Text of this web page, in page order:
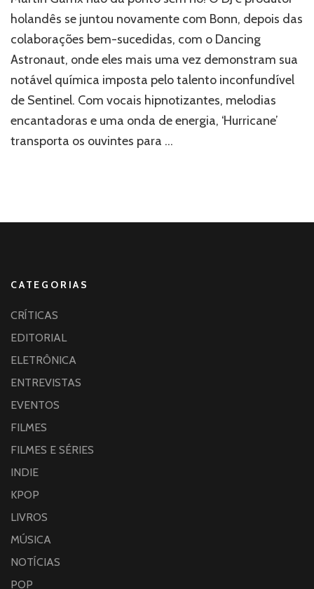
se
a
Sentinel
Bonn
para
o
de
agora!
holandês se juntou novamente com Bonn, depois das
colaborações bem-sucedidas, com o Dancing
Astronaut, onde eles mais uma vez demonstram sua
notável química imposta pelo talento inconfundível
de Sentinel. Com vocais hipnotizantes, melodias
encantadoras e uma onda de energia, ‘Hurricane’
transporta os ouvintes para …
CATEGORIAS
CRÍTICAS
EDITORIAL
ELETRÔNICA
ENTREVISTAS
EVENTOS
FILMES
FILMES E SÉRIES
INDIE
KPOP
LIVROS
MÚSICA
NOTÍCIAS
POP